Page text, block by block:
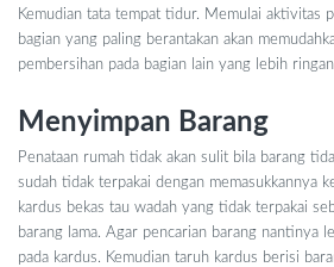
Kemudian tata tempat tidur. Memulai aktivitas
bagian yang paling berantakan akan
pembersihan pada bagian lain yang lebih
Menyimpan Barang
Penataan rumah tidak akan sulit bila barang
sudah tidak terpakai dengan memasukkannya
kardus bekas tau wadah yang tidak terpakai
barang lama. Agar pencarian barang nantinya
pada kardus. Kemudian taruh kardus berisi